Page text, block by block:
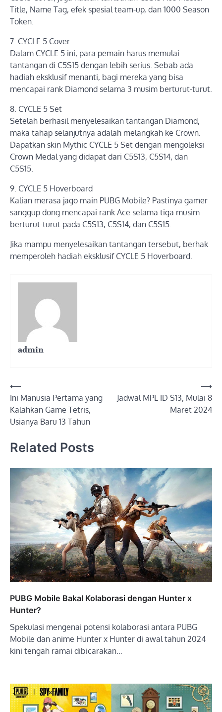
Title, Name Tag, efek spesial team-up, dan 1000 Season
Token.
7. CYCLE 5 Cover
Dalam CYCLE 5 ini, para pemain harus memulai
tantangan di C5S15 dengan lebih serius. Sebab ada
hadiah eksklusif menanti, bagi mereka yang bisa
mencapai rank Diamond selama 3 musim berturut-turut.
8. CYCLE 5 Set
Setelah berhasil menyelesaikan tantangan Diamond,
maka tahap selanjutnya adalah melangkah ke Crown.
Dapatkan skin Mythic CYCLE 5 Set dengan mengoleksi
Crown Medal yang didapat dari C5S13, C5S14, dan
C5S15.
9. CYCLE 5 Hoverboard
Kalian merasa jago main PUBG Mobile? Pastinya gamer
sanggup dong mencapai rank Ace selama tiga musim
berturut-turut pada C5S13, C5S14, dan C5S15.
Jika mampu menyelesaikan tantangan tersebut, berhak
memperoleh hadiah eksklusif CYCLE 5 Hoverboard.
admin
Post
navigation
⟵
Ini Manusia Pertama yang
Kalahkan Game Tetris,
Usianya Baru 13 Tahun
Jadwal MPL ID S13, Mulai 8
Maret 2024
⟶
Related Posts
PUBG Mobile Bakal Kolaborasi dengan Hunter x
Hunter?
Spekulasi mengenai potensi kolaborasi antara PUBG
Mobile dan anime Hunter x Hunter di awal tahun 2024
kini tengah ramai dibicarakan…